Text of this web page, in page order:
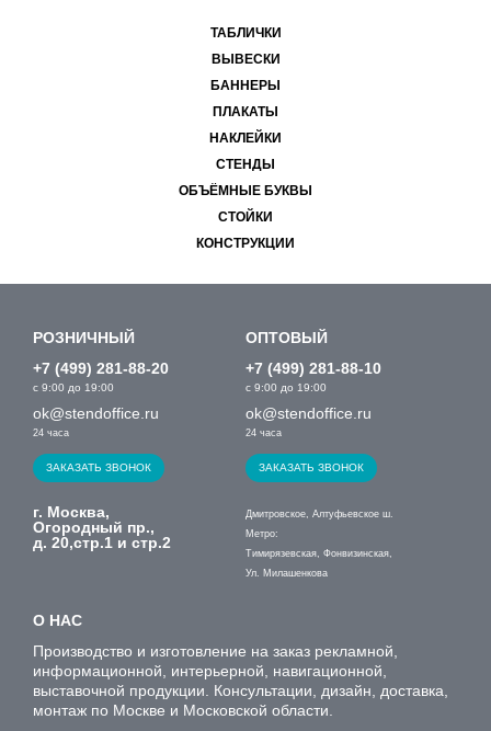
ТАБЛИЧКИ
ВЫВЕСКИ
БАННЕРЫ
ПЛАКАТЫ
НАКЛЕЙКИ
СТЕНДЫ
ОБЪЁМНЫЕ БУКВЫ
СТОЙКИ
КОНСТРУКЦИИ
РОЗНИЧНЫЙ
+7 (499) 281-88-20
с 9:00 до 19:00
ok@stendoffice.ru
24 часа
ЗАКАЗАТЬ ЗВОНОК
ОПТОВЫЙ
+7 (499) 281-88-10
с 9:00 до 19:00
ok@stendoffice.ru
24 часа
ЗАКАЗАТЬ ЗВОНОК
г. Москва,
Огородный пр.,
д. 20,стр.1 и стр.2
Дмитровское, Алтуфьевское ш.
Метро:
Тимирязевская, Фонвизинская,
Ул. Милашенкова
О НАС
Производство и изготовление на заказ рекламной,
информационной, интерьерной, навигационной,
выставочной продукции. Консультации, дизайн, доставка,
монтаж по Москве и Московской области.